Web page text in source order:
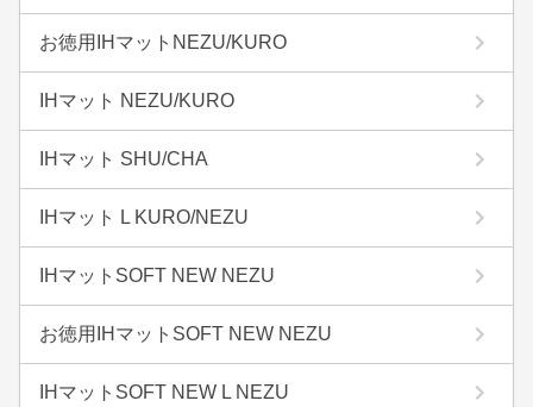
お徳用IHマットNEZU/KURO
IHマット NEZU/KURO
IHマット SHU/CHA
IHマット L KURO/NEZU
IHマットSOFT NEW NEZU
お徳用IHマットSOFT NEW NEZU
IHマットSOFT NEW L NEZU